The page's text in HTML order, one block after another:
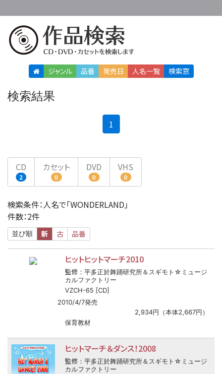
ジャンル 品番 発売日 人名一覧 検索窓
検索結果
1
CD
2
カセット
0
DVD
0
VHS
0
検索条件：人名で「WONDERLAND」
件数：2件
並び順 新 古 品番
ヒットヒットマーチ2010
監修 ：平多正於舞踊研究所＆スギモト☆ミュージ
カルファクトリー
VZCH-65 [CD]
2010/4/7発売
2,934円（本体2,667円）
保育教材
ヒットマーチ＆ダンス！2008
監修 ：平多正於舞踊研究所＆スギモト☆ミュージ
カルファクトリー